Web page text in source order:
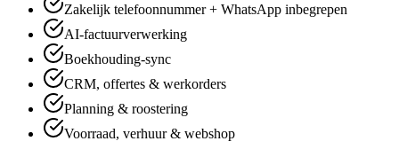
Zakelijk telefoonnummer + WhatsApp inbegrepen
AI-factuurverwerking
Boekhouding-sync
CRM, offertes & werkorders
Planning & roostering
Voorraad, verhuur & webshop